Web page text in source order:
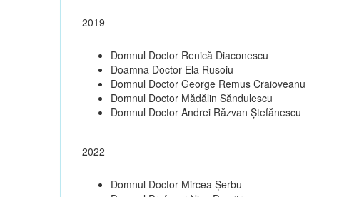
2019
Domnul Doctor Renică Diaconescu
Doamna Doctor Ela Rusoiu
Domnul Doctor George Remus Craioveanu
Domnul Doctor Mădălin Săndulescu
Domnul Doctor Andrei Răzvan Ștefănescu
2022
Domnul Doctor Mircea Șerbu